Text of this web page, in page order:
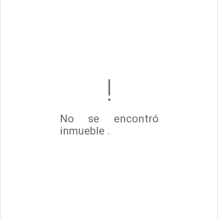
No se encontró
inmueble .